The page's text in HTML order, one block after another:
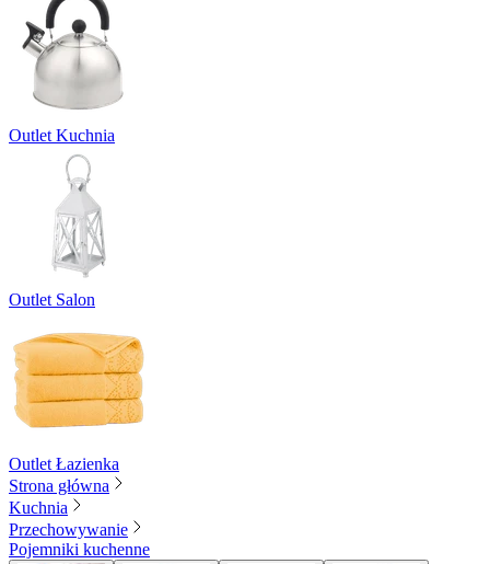
Outlet Kuchnia
Outlet Salon
Outlet Łazienka
Strona główna
Kuchnia
Przechowywanie
Pojemniki kuchenne